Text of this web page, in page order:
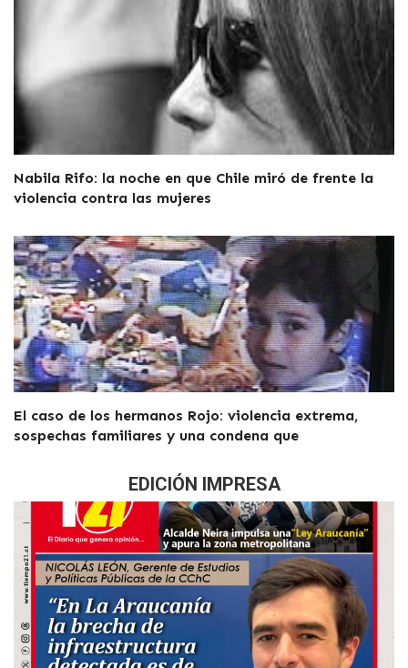
Nabila Rifo: la noche en que Chile miró de frente la
violencia contra las mujeres
El caso de los hermanos Rojo: violencia extrema,
sospechas familiares y una condena que
EDICIÓN IMPRESA